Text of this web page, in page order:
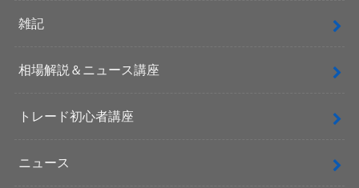
雑記
相場解説＆ニュース講座
トレード初心者講座
ニュース